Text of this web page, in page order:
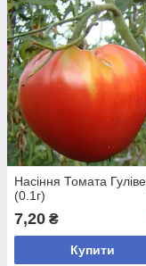
Насіння Томата
(0.1г)
7,20 ₴
Купити